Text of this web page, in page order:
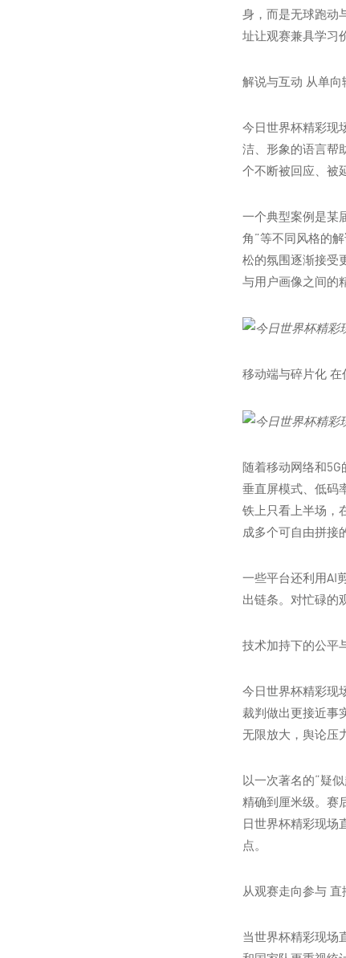
身，而是无球跑动
址让观赛兼具学习
解说与互动 从单
今日世界杯精彩现
洁、形象的语言帮
个不断被回应、被
一个典型案例是某
角”等不同风格的
松的氛围逐渐接受
与用户画像之间的
移动端与碎片化 在
随着移动网络和5G
垂直屏模式、低码
铁上只看上半场，
成多个可自由拼接
一些平台还利用AI
出链条。对忙碌的
技术加持下的公平
今日世界杯精彩现
裁判做出更接近事
无限放大，舆论压
以一次著名的“疑
精确到厘米级。赛
日世界杯精彩现场
点。
从观赛走向参与
当世界杯精彩现场